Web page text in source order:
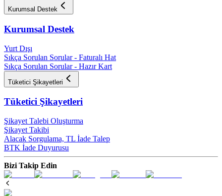
Kurumsal Destek
Kurumsal Destek
Yurt Dışı
Sıkça Sorulan Sorular - Faturalı Hat
Sıkça Sorulan Sorular - Hazır Kart
Tüketici Şikayetleri
Tüketici Şikayetleri
Şikayet Talebi Oluşturma
Şikayet Takibi
Alacak Sorgulama, TL İade Talep​
BTK İade Duyurusu
Bizi Takip Edin